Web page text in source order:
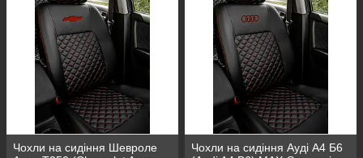
Чохли на сидіння Шевроле
Чохли на сидіння Ауді А4 Б6